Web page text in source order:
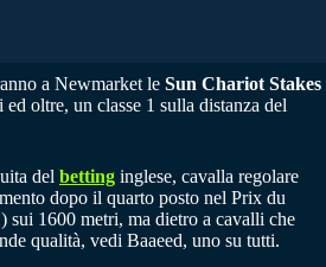
a Newmarket le Sun Chariot Stakes
oltre, un classe 1 sulla distanza del
del betting inglese, cavalla regolare
dopo il quarto posto nel Prix du
1600 metri, ma dietro a cavalli che
qualità, vedi Baaeed, uno su tutti.